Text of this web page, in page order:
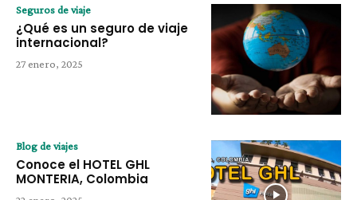
Seguros de viaje
¿Qué es un seguro de viaje
internacional?
27 enero, 2025
Blog de viajes
Conoce el HOTEL GHL
MONTERIA, Colombia